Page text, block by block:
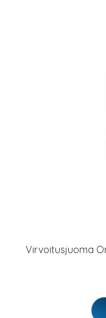
Virvoitusjuoma